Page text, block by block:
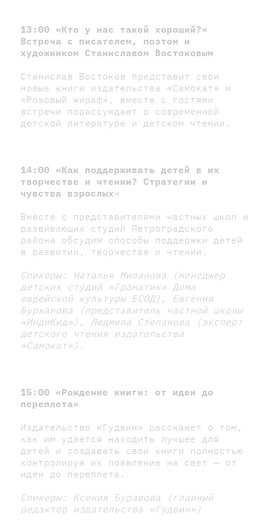
13:00 «Кто у нас такой хороший?»
Встреча с писателем, поэтом и
художником Станиславом Востоковым
Станислав Востоков представит свои
новые книги издательства «Самокат» и
«Розовый жираф», вместе с гостями
встречи порассуждает о современной
детской литературе и детском чтении.
14:00 «Как поддерживать детей в их
творчестве и чтении? Стратегии и
чувства взрослых»
Вместе с представителями частных школ и
развивающих студий Петроградского
района обсудим способы поддержки детей
в развитии, творчестве и чтении.
Спикеры: Наталья Миланова (менеджер
детских студий «Гранатик» Дома
еврейской культуры ЕСОД), Евгения
Бурханова (представитель частной школы
«ИндиКид»), Людмила Степанова (эксперт
детского чтения издательства
«Самокат»).
15:00 «Рождение книги: от идеи до
переплета»
Издательство «Гудвин» расскажет о том,
как им удается находить лучшее для
детей и создавать свои книги полностью
контролируя их появление на свет — от
идеи до переплета.
Спикеры: Ксения Буравова (главный
редактор издательства «Гудвин»)